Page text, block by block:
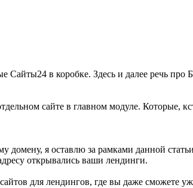
в коробке. Здесь и далее речь
сайте в главном модуле. Которые,
домену, я оставлю за рамками данной
открывались ваши лендинги.
для лендингов, где вы даже сможете